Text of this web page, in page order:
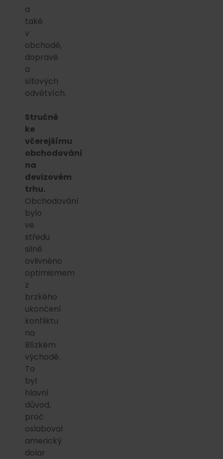
a
také
v
obchodě,
dopravě
a
síťových
odvětvích.
Stručně
ke
včerejšímu
obchodování
na
devizovém
trhu.
Obchodování
bylo
ve
středu
silně
ovlivněno
optimismem
z
brzkého
ukončení
konfliktu
na
Blízkém
východě.
To
byl
hlavní
důvod,
proč
oslaboval
americký
dolar